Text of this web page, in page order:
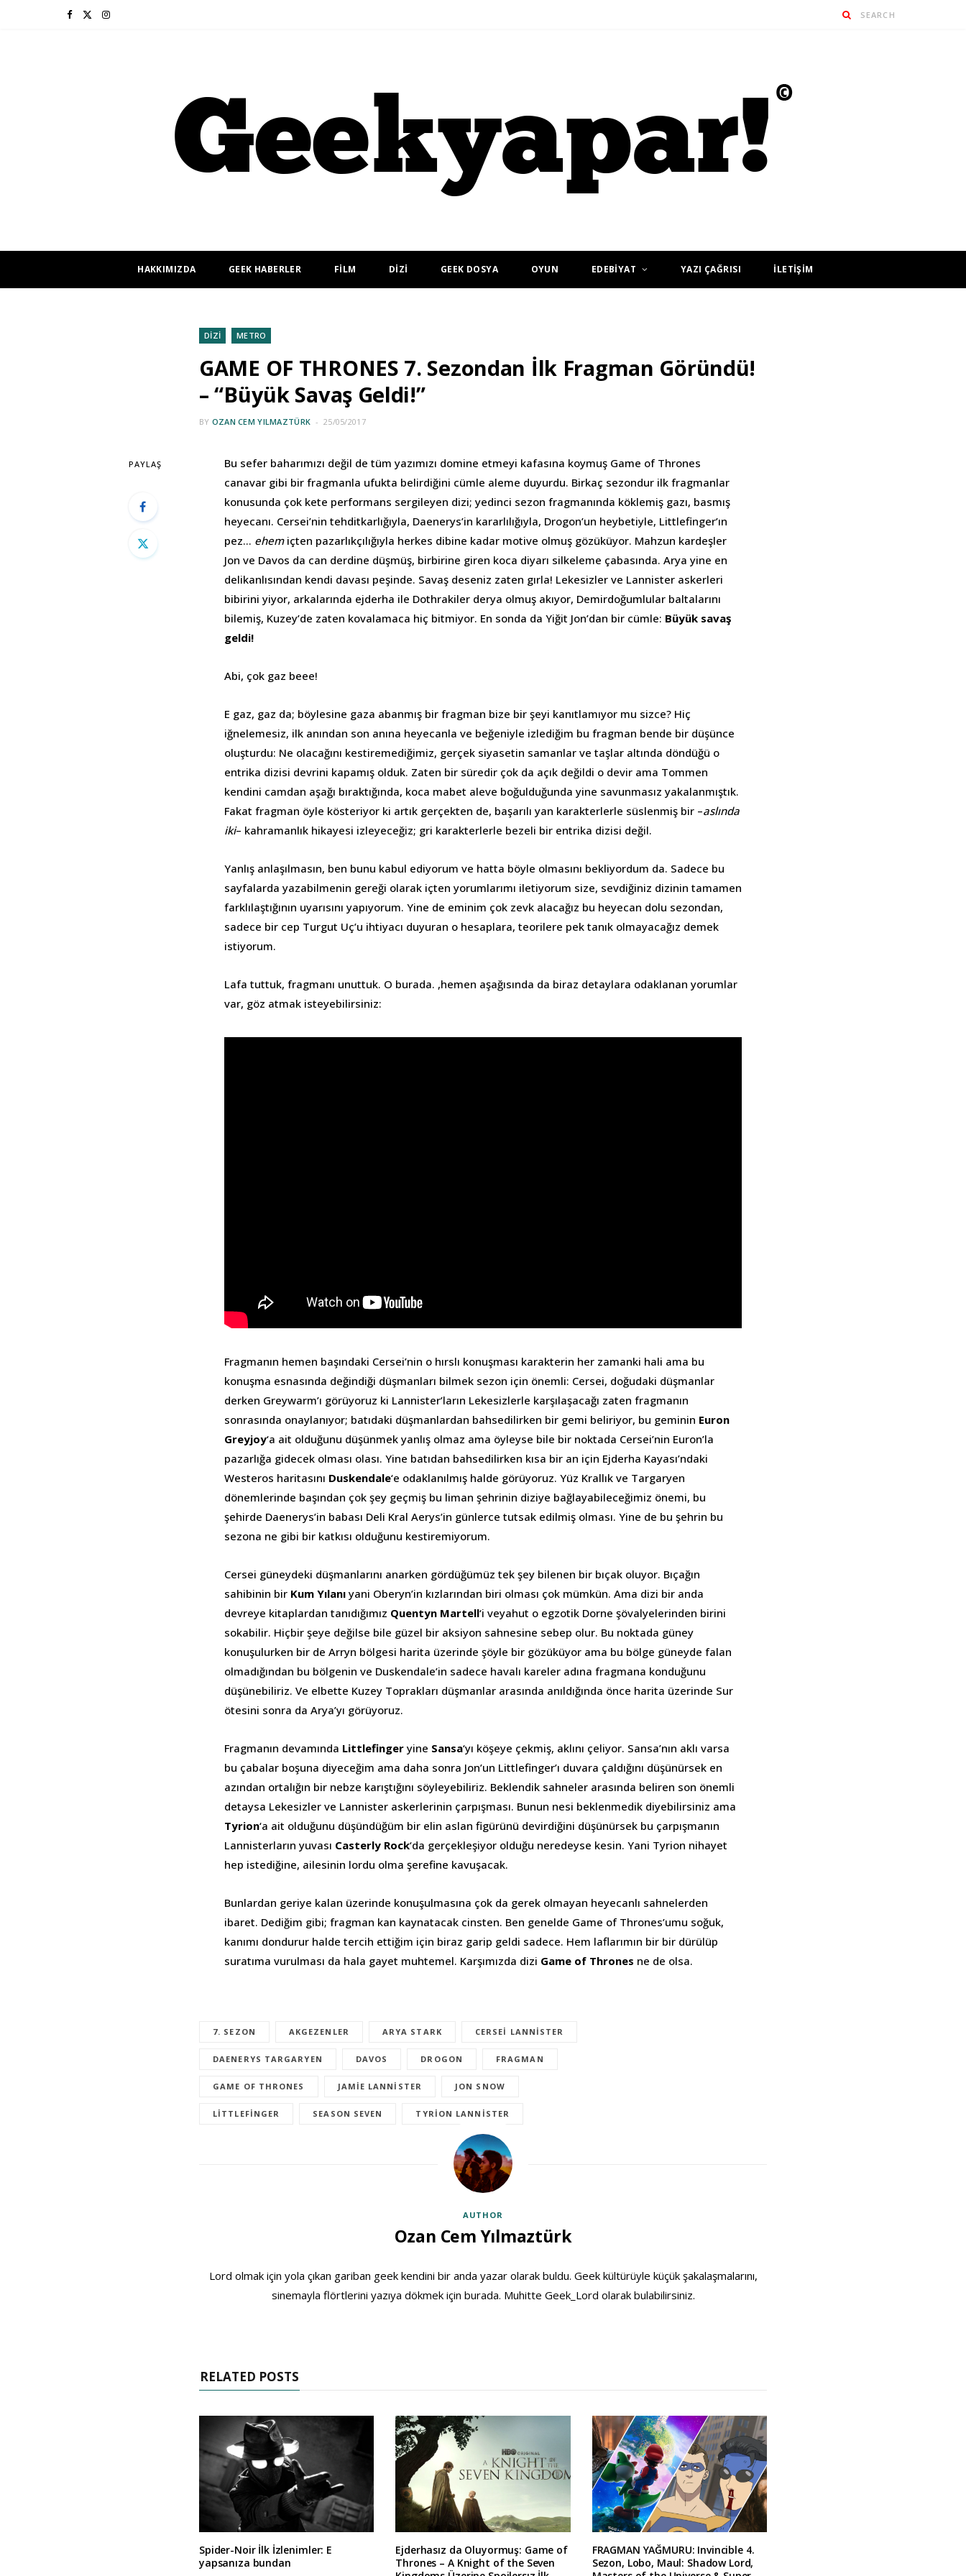
F I
HAKKIMIZDA GEEK HABERLER FİLM DİZİ GEEK DOSYA OYUN EDEBİYAT YAZI ÇAĞRISI İLETİŞİM
DİZİ METRO
GAME OF THRONES 7. Sezondan İlk Fragman Göründü!
– “Büyük Savaş Geldi!”
BY OZAN CEM YILMAZTÜRK 25/05/2017
PAYLAŞ
Bu sefer baharımızı değil de tüm yazımızı domine etmeyi kafasına koymuş Game of Thrones
canavar gibi bir fragmanla ufukta belirdiğini cümle aleme duyurdu. Birkaç sezondur ilk fragmanlar
konusunda çok kete performans sergileyen dizi; yedinci sezon fragmanında köklemiş gazı, basmış
heyecanı. Cersei’nin tehditkarlığıyla, Daenerys’in kararlılığıyla, Drogon’un heybetiyle, Littlefinger’ın
pez… ehemiçten pazarlıkçılığıyla herkes dibine kadar motive olmuş gözüküyor. Mahzun kardeşler
Jon ve Davos da can derdine düşmüş, birbirine giren koca diyarı silkeleme çabasında. Arya yine en
delikanlısından kendi davası peşinde. Savaş deseniz zaten gırla! Lekesizler ve Lannister askerleri
bibirini yiyor, arkalarında ejderha ile Dothrakiler derya olmuş akıyor, Demirdoğumlular baltalarını
bilemiş, Kuzey’de zaten kovalamaca hiç bitmiyor. En sonda da Yiğit Jon’dan bir cümle: Büyük savaş
geldi!
Abi, çok gaz beee!
E gaz, gaz da; böylesine gaza abanmış bir fragman bize bir şeyi kanıtlamıyor mu sizce? Hiç
iğnelemesiz, ilk anından son anına heyecanla ve beğeniyle izlediğim bu fragman bende bir düşünce
oluşturdu: Ne olacağını kestiremediğimiz, gerçek siyasetin samanlar ve taşlar altında döndüğü o
entrika dizisi devrini kapamış olduk. Zaten bir süredir çok da açık değildi o devir ama Tommen
kendini camdan aşağı bıraktığında, koca mabet aleve boğulduğunda yine savunmasız yakalanmıştık.
Fakat fragman öyle kösteriyor ki artık gerçekten de, başarılı yan karakterlerle süslenmiş bir –aslında
iki– kahramanlık hikayesi izleyeceğiz; gri karakterlerle bezeli bir entrika dizisi değil.
Yanlış anlaşılmasın, ben bunu kabul ediyorum ve hatta böyle olmasını bekliyordum da. Sadece bu
sayfalarda yazabilmenin gereği olarak içten yorumlarımı iletiyorum size, sevdiğiniz dizinin tamamen
farklılaştığının uyarısını yapıyorum. Yine de eminim çok zevk alacağız bu heyecan dolu sezondan,
sadece bir cep Turgut Uç’u ihtiyacı duyuran o hesaplara, teorilere pek tanık olmayacağız demek
istiyorum.
Lafa tuttuk, fragmanı unuttuk. O burada. ,hemen aşağısında da biraz detaylara odaklanan yorumlar
var, göz atmak isteyebilirsiniz:
Fragmanın hemen başındaki Cersei’nin o hırslı konuşması karakterin her zamanki hali ama bu
konuşma esnasında değindiği düşmanları bilmek sezon için önemli: Cersei, doğudaki düşmanlar
derken Greywarm’ı görüyoruz ki Lannister’ların Lekesizlerle karşılaşacağı zaten fragmanın
sonrasında onaylanıyor; batıdaki düşmanlardan bahsedilirken bir gemi beliriyor, bu geminin Euron
Greyjoy‘a ait olduğunu düşünmek yanlış olmaz ama öyleyse bile bir noktada Cersei’nin Euron’la
pazarlığa gidecek olması olası. Yine batıdan bahsedilirken kısa bir an için Ejderha Kayası’ndaki
Westeros haritasını Duskendale‘e odaklanılmış halde görüyoruz. Yüz Krallık ve Targaryen
dönemlerinde başından çok şey geçmiş bu liman şehrinin diziye bağlayabileceğimiz önemi, bu
şehirde Daenerys’in babası Deli Kral Aerys’in günlerce tutsak edilmiş olması. Yine de bu şehrin bu
sezona ne gibi bir katkısı olduğunu kestiremiyorum.
Cersei güneydeki düşmanlarını anarken gördüğümüz tek şey bilenen bir bıçak oluyor. Bıçağın
sahibinin bir Kum Yılanı yani Oberyn’in kızlarından biri olması çok mümkün. Ama dizi bir anda
devreye kitaplardan tanıdığımız Quentyn Martell‘i veyahut o egzotik Dorne şövalyelerinden birini
sokabilir. Hiçbir şeye değilse bile güzel bir aksiyon sahnesine sebep olur. Bu noktada güney
konuşulurken bir de Arryn bölgesi harita üzerinde şöyle bir gözüküyor ama bu bölge güneyde falan
olmadığından bu bölgenin ve Duskendale’in sadece havalı kareler adına fragmana konduğunu
düşünebiliriz. Ve elbette Kuzey Toprakları düşmanlar arasında anıldığında önce harita üzerinde Sur
ötesini sonra da Arya’yı görüyoruz.
Fragmanın devamında Littlefinger yine Sansa‘yı köşeye çekmiş, aklını çeliyor. Sansa’nın aklı varsa
bu çabalar boşuna diyeceğim ama daha sonra Jon’un Littlefinger’ı duvara çaldığını düşünürsek en
azından ortalığın bir nebze karıştığını söyleyebiliriz. Beklendik sahneler arasında beliren son önemli
detaysa Lekesizler ve Lannister askerlerinin çarpışması. Bunun nesi beklenmedik diyebilirsiniz ama
Tyrion‘a ait olduğunu düşündüğüm bir elin aslan figürünü devirdiğini düşünürsek bu çarpışmanın
Lannisterların yuvası Casterly Rock‘da gerçekleşiyor olduğu neredeyse kesin. Yani Tyrion nihayet
hep istediğine, ailesinin lordu olma şerefine kavuşacak.
Bunlardan geriye kalan üzerinde konuşulmasına çok da gerek olmayan heyecanlı sahnelerden
ibaret. Dediğim gibi; fragman kan kaynatacak cinsten. Ben genelde Game of Thrones’umu soğuk,
kanımı dondurur halde tercih ettiğim için biraz garip geldi sadece. Hem laflarımın bir bir dürülüp
suratıma vurulması da hala gayet muhtemel. Karşımızda dizi Game of Thrones ne de olsa.
7. SEZON AKGEZENLER ARYA STARK CERSEI LANNISTER
DAENERYS TARGARYEN DAVOS DROGON FRAGMAN
GAME OF THRONES JAMIE LANNISTER JON SNOW
LITTLEFINGER SEASON SEVEN TYRION LANNISTER
AUTHOR
Ozan Cem Yılmaztürk
Lord olmak için yola çıkan gariban geek kendini bir anda yazar olarak buldu. Geek kültürüyle küçük şakalaşmalarını,
sinemayla flörtlerini yazıya dökmek için burada. Muhitte Geek_Lord olarak bulabilirsiniz.
RELATED POSTS
Spider-Noir İlk İzlenimler: E
yapsanıza bundan
Ejderhasız da Oluyormuş: Game of
Thrones – A Knight of the Seven
FRAGMAN YAĞMURU: Invincible 4.
Sezon, Lobo, Maul: Shadow Lord,